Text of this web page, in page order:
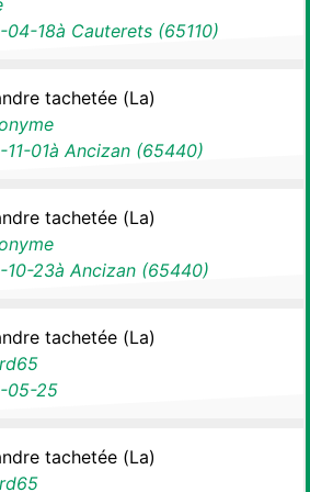
04-18à Cauterets (65110)
tachetée (La)
01à Ancizan (65440)
tachetée (La)
10-23à Ancizan (65440)
tachetée (La)
05-25
tachetée (La)